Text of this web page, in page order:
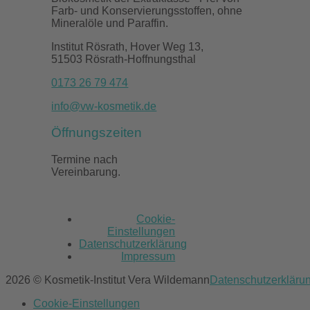
Farb- und Konservierungsstoffen, ohne
Mineralöle und Paraffin.
Institut Rösrath, Hover Weg 13,
51503 Rösrath-Hoffnungsthal
0173 26 79 474
info@vw-kosmetik.de
Öffnungszeiten
Termine nach
Vereinbarung.
Cookie-
Einstellungen
Datenschutzerklärung
Impressum
2026 © Kosmetik-Institut Vera Wildemann
Cookie-Einstellungen